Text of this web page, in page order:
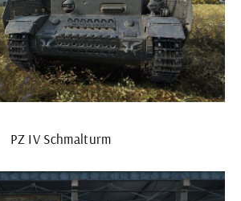
PZ IV Schmalturm